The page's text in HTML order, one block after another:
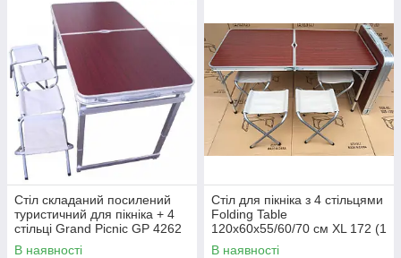
Стіл складаний посилений
туристичний для пікніка + 4
стільці Grand Picnic GP 4262
(1)
В наявності
Стіл для пікніка з 4 стільцями
Folding Table
120х60х55/60/70 см XL 172 (1
шт./ясть)
В наявності